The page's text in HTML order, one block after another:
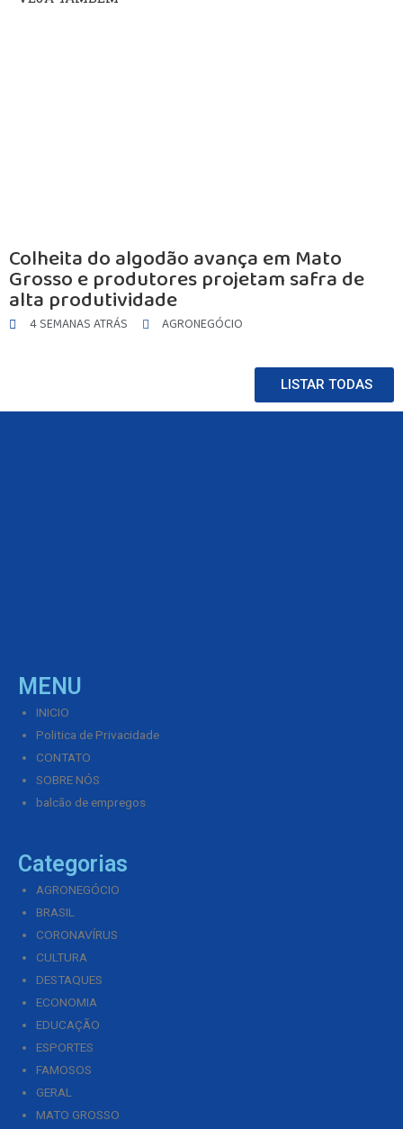
Colheita do algodão avança em Mato
Grosso e produtores projetam safra de
alta produtividade
4 SEMANAS ATRÁS AGRONEGÓCIO
LISTAR TODAS
MENU
INICIO
Politica de Privacidade
CONTATO
SOBRE NÓS
balcão de empregos
Categorias
AGRONEGÓCIO
BRASIL
CORONAVÍRUS
CULTURA
DESTAQUES
ECONOMIA
EDUCAÇÃO
ESPORTES
FAMOSOS
GERAL
MATO GROSSO